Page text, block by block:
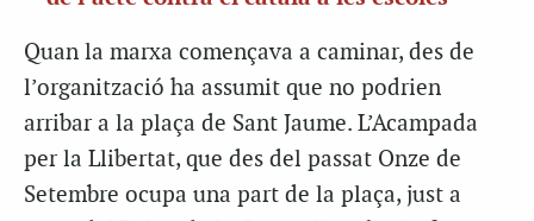
Quan la marxa començava a caminar, des de
l’organització ha assumit que no podrien
arribar a la plaça de Sant Jaume. L’Acampada
per la Llibertat, que des del passat Onze de
Setembre ocupa una part de la plaça, just a